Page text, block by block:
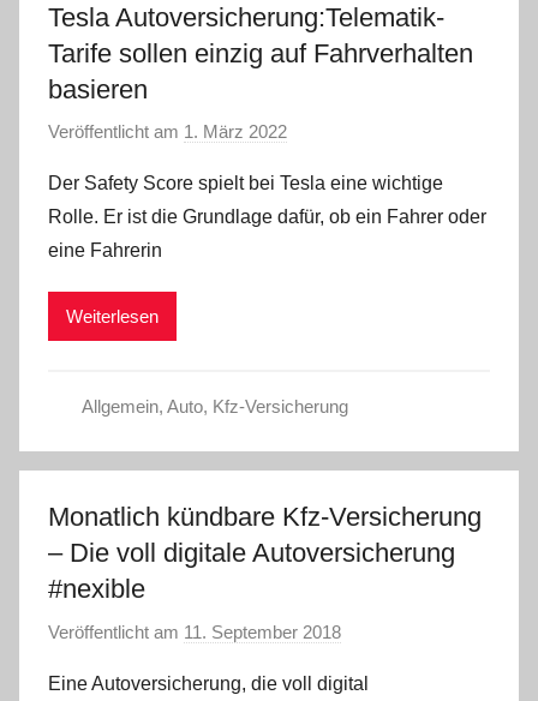
Tesla Autoversicherung:Telematik-
Tarife sollen einzig auf Fahrverhalten
basieren
Veröffentlicht am 1. März 2022
n
a
Der Safety Score spielt bei Tesla eine wichtige
Rolle. Er ist die Grundlage dafür, ob ein Fahrer oder
eine Fahrerin
Weiterlesen
Allgemein, Auto, Kfz-Versicherung
Monatlich kündbare Kfz-Versicherung
– Die voll digitale Autoversicherung
#nexible
Veröffentlicht am 11. September 2018
n
Eine Autoversicherung, die voll digital